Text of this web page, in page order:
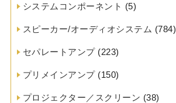
システムコンポーネント (5)
スピーカー/オーディオシステム (784)
セパレートアンプ(223)
プリメインアンプ(150)
プロジェクター／スクリーン (38)